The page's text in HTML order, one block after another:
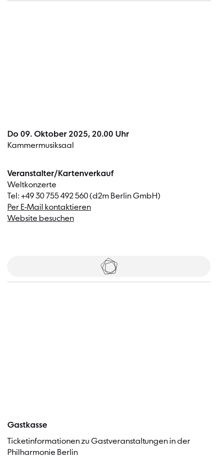
Do 09. Oktober 2025, 20.00 Uhr
Kammermusiksaal
Veranstalter/Kartenverkauf
Weltkonzerte
Tel: +49 30 755 492 560 (d2m Berlin GmbH)
Per E-Mail kontaktieren
Website besuchen
Tickets
Gastkasse
Ticketinformationen zu Gastveranstaltungen in der
Philharmonie Berlin